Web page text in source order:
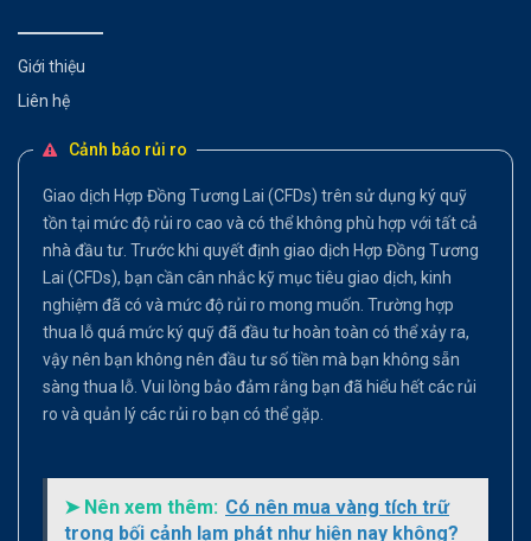
Giới thiệu
Liên hệ
Cảnh báo rủi ro
Giao dịch Hợp Đồng Tương Lai (CFDs) trên sử dụng ký quỹ
tồn tại mức độ rủi ro cao và có thể không phù hợp với tất cả
nhà đầu tư. Trước khi quyết định giao dịch Hợp Đồng Tương
Lai (CFDs), bạn cần cân nhắc kỹ mục tiêu giao dịch, kinh
nghiệm đã có và mức độ rủi ro mong muốn. Trường hợp
thua lỗ quá mức ký quỹ đã đầu tư hoàn toàn có thể xảy ra,
vậy nên bạn không nên đầu tư số tiền mà bạn không sẵn
sàng thua lỗ. Vui lòng bảo đảm rằng bạn đã hiểu hết các rủi
ro và quản lý các rủi ro bạn có thể gặp.
➤ Nên xem thêm: Có nên mua vàng tích trữ
trong bối cảnh lạm phát như hiện nay không?